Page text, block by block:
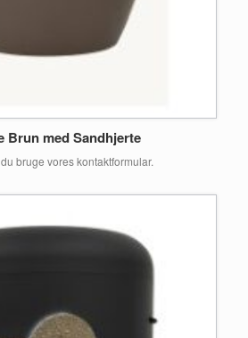
Brun med Sandhjerte
bruge vores kontaktformular.